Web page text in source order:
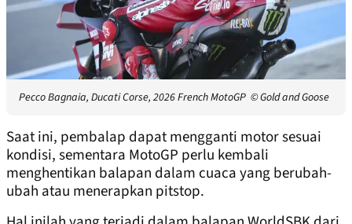
Pecco Bagnaia, Ducati Corse, 2026 French MotoGP © Gold and Goose
Saat ini, pembalap dapat mengganti motor sesuai
kondisi, sementara MotoGP perlu kembali
menghentikan balapan dalam cuaca yang berubah-
ubah atau menerapkan pitstop.